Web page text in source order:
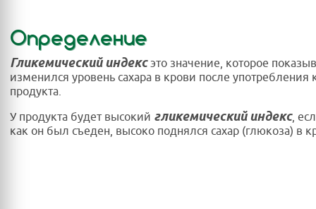
Определение
Гликемический индексэто значение, которое
изменился уровень сахара в крови после употребления
продукта.
У продукта будет высокий гликемический индекс,
как он был съеден, высоко поднялся сахар (глюкоза) в